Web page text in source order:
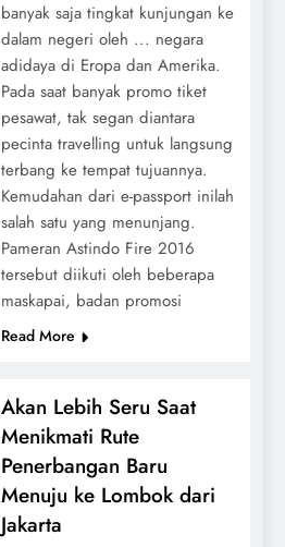
banyak saja tingkat kunjungan ke
dalam negeri oleh ... negara
adidaya di Eropa dan Amerika.
Pada saat banyak promo tiket
pesawat, tak segan diantara
pecinta travelling untuk langsung
terbang ke tempat tujuannya.
Kemudahan dari e-passport inilah
salah satu yang menunjang.
Pameran Astindo Fire 2016
tersebut diikuti oleh beberapa
maskapai, badan promosi
Read More
Akan Lebih Seru Saat
Menikmati Rute
Penerbangan Baru
Menuju ke Lombok dari
Jakarta